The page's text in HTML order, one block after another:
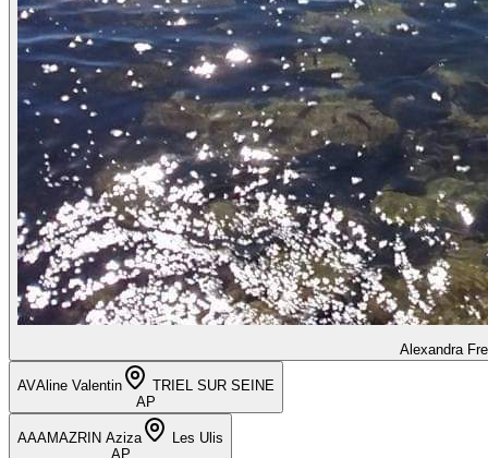
Alexandra
AVAline Valentin
TRIEL SUR SEINE
AP
AA AMAZRIN Aziza
Les Ulis
AP